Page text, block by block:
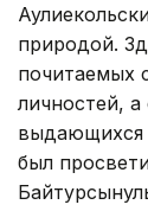
природой.
почитаемых
личностей,
выдающихся
был